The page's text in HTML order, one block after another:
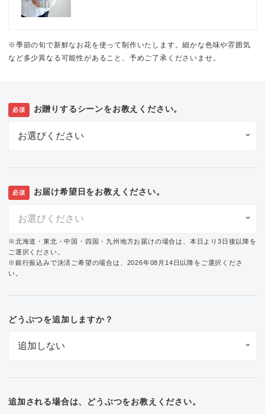
※季節の旬で新鮮なお花を使って制作いたします。細かな色味や雰囲気
など多少異なる可能性があること、予めご了承くださいませ。
必須 お贈りするシーンをお教えください。
必須 お届け希望日をお教えください。
※北海道・東北・中国・四国・九州地方お届けの場合は、本日より3日後以降を
ご選択ください。
※銀行振込みで決済ご希望の場合は、2026年08月14日以降をご選択くださ
い。
どうぶつを追加しますか？
追加される場合は、どうぶつをお教えください。